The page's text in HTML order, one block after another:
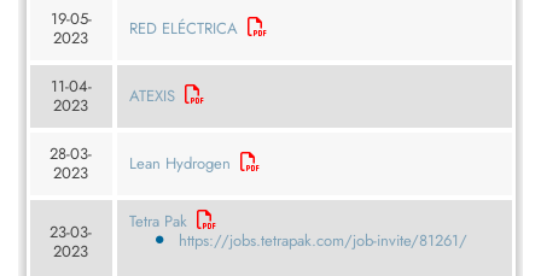
19-05-
2023
RED ELÉCTRICA
11-04-
2023
ATEXIS
28-03-
2023
Lean Hydrogen
23-03-
2023
Tetra Pak
https://jobs.tetrapak.com/job-invite/81261/